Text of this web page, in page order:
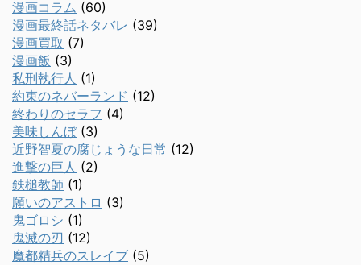
漫画コラム (60)
漫画最終話ネタバレ (39)
漫画買取 (7)
漫画飯 (3)
私刑執行人 (1)
約束のネバーランド (12)
終わりのセラフ (4)
美味しんぼ(3)
近野智夏の腐じょうな日常 (12)
進撃の巨人 (2)
鉄槌教師 (1)
願いのアストロ (3)
鬼ゴロシ (1)
鬼滅の刃 (12)
魔都精兵のスレイブ (5)